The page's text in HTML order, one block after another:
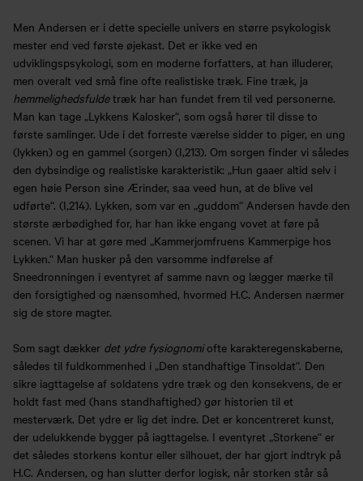
Men Andersen er i dette specielle univers en større psykologisk
mester end ved første øjekast. Det er ikke ved en
udviklingspsykologi, som en moderne forfatters, at han illuderer,
men overalt ved små fine ofte realistiske træk. Fine træk, ja
hemmelighedsfuldetræk har han fundet frem til ved personerne.
Man kan tage „Lykkens Kalosker“, som også hører til disse to
første samlinger. Ude i det forreste værelse sidder to piger, en ung
(lykken) og en gammel (sorgen) (I,213). Om sorgen finder vi således
den dybsindige og realistiske karakteristik: „Hun gaaer altid selv i
egen høie Person sine Ærinder, saa veed hun, at de blive vel
udførte“. (I,214). Lykken, som var en „guddom“ Andersen havde den
største ærbødighed for, har han ikke engang vovet at føre på
scenen. Vi har at gøre med „Kammerjomfruens Kammerpige hos
Lykken.“ Man husker på den varsomme indførelse af
Sneedronningen i eventyret af samme navn og lægger mærke til
den forsigtighed og nænsomhed, hvormed H.C. Andersen nærmer
sig de store magter.
Som sagt dækker det ydre fysiognomiofte karakteregenskaberne,
således til fuldkommenhed i „Den standhaftige Tinsoldat“. Den
sikre iagttagelse af soldatens ydre træk og den konsekvens, de er
holdt fast med (hans standhaftighed) gør historien til et
mesterværk. Det ydre er lig det indre. Det er koncentreret kunst,
der udelukkende bygger på iagttagelse. I eventyret „Storkene“ er
det således storkens kontur eller silhouet, der har gjort indtryk på
H.C. Andersen, og han slutter derfor logisk, når storken står så